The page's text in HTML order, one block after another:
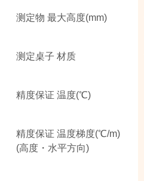
测定物 最大高度(mm)
测定桌子 材质
精度保证 温度(℃)
精度保证 温度梯度(℃/m)
(高度・水平方向)